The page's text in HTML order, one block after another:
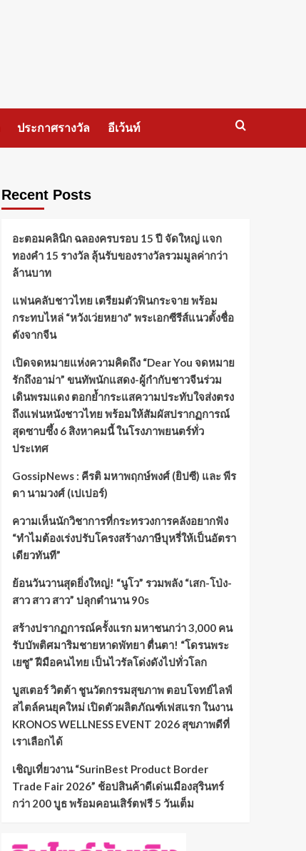
ประกาศรางวัล อีเว้นท์
Recent Posts
อะตอมคลินิก ฉลองครบรอบ 15 ปี จัดใหญ่ แจก
ทองคำ 15 รางวัล ลุ้นรับของรางวัลรวมมูลค่ากว่า
ล้านบาท
แฟนคลับชาวไทย เตรียมตัวฟินกระจาย พร้อม
กระทบไหล่ “หวังเว่ยหยาง” พระเอกซีรีส์แนวตั้งชื่อ
ดังจากจีน
เปิดจดหมายแห่งความคิดถึง “Dear You จดหมาย
รักถึงอาม่า” ขนทัพนักแสดง-ผู้กำกับชาวจีนร่วม
เดินพรมแดง ตอกย้ำกระแสความประทับใจส่งตรง
ถึงแฟนหนังชาวไทย พร้อมให้สัมผัสปรากฏการณ์
สุดซาบซึ้ง 6 สิงหาคมนี้ ในโรงภาพยนตร์ทั่ว
ประเทศ
GossipNews : คีรติ มหาพฤกษ์พงศ์ (ยิปซี) และ พีร
ดา นามวงศ์ (เปเปอร์)
ความเห็นนักวิชาการที่กระทรวงการคลังอยากฟัง
“ทำไมต้องเร่งปรับโครงสร้างภาษีบุหรี่ให้เป็นอัตรา
เดียวทันที”
ย้อนวันวานสุดยิ่งใหญ่! “นูโว” รวมพลัง “เสก-โป่ง-
สาว สาว สาว” ปลุกตำนาน 90s
สร้างปรากฏการณ์ครั้งแรก มหาชนกว่า 3,000 คน
รับบัพติศมาริมชายหาดพัทยา ตื่นตา! “โดรนพระ
เยซู” ฝีมือคนไทย เป็นไวรัลโด่งดังไปทั่วโลก
บูสเตอร์ วิตต้า ชูนวัตกรรมสุขภาพ ตอบโจทย์ไลฟ์
สไตล์คนยุคใหม่ เปิดตัวผลิตภัณฑ์เฟสแรก ในงาน
KRONOS WELLNESS EVENT 2026 สุขภาพดีที่
เราเลือกได้
เชิญเที่ยวงาน “SurinBest Product Border
Trade Fair 2026” ช้อปสินค้าดีเด่นเมืองสุรินทร์
กว่า 200 บูธ พร้อมคอนเสิร์ตฟรี 5 วันเต็ม